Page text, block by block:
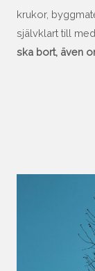
krukor,
självklart till
ska bort, även